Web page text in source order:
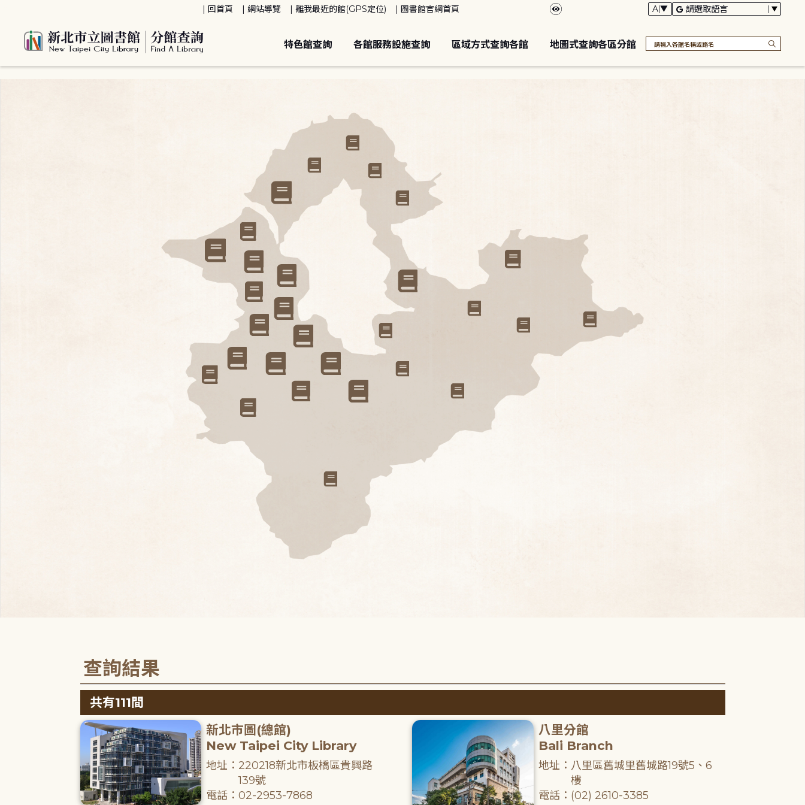
回首頁 網站導覽 離我最近的館(GPS定位) 圖書館官網首頁
特色館查詢 各館服務設施查詢 區域方式查詢各館 地圖式查詢各區分館
查詢結果
共有111間
新北市圖(總館)
New Taipei City Library
地址：220218新北市板橋區貴興路
139號
電話：02-2953-7868
八里分館
Bali Branch
地址：八里區舊城里舊城路19號5、6
樓
電話：(02) 2610-3385